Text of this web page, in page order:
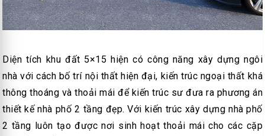
Diện tích khu đất 5×15 hiện có công năng xây dựng ngôi
nhà với cách bố trí nội thất hiện đại, kiến trúc ngoại thất khá
thông thoáng và thoải mái để kiến trúc sư đưa ra phương án
thiết kế nhà phố 2 tầng đẹp. Với kiến trúc xây dựng nhà phố
2 tầng luôn tạo được nơi sinh hoạt thoải mái cho các cặp